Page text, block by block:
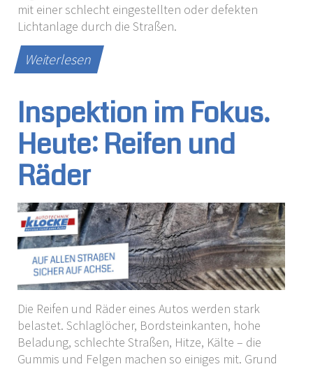
mit einer schlecht eingestellten oder defekten
Lichtanlage durch die Straßen.
Weiterlesen
Inspektion im Fokus.
Heute: Reifen und
Räder
Die Reifen und Räder eines Autos werden stark
belastet. Schlaglöcher, Bordsteinkanten, hohe
Beladung, schlechte Straßen, Hitze, Kälte – die
Gummis und Felgen machen so einiges mit. Grund